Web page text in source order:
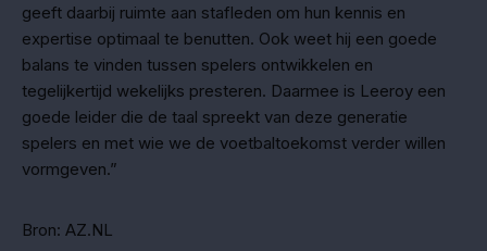
geeft daarbij ruimte aan stafleden om hun kennis en
expertise optimaal te benutten. Ook weet hij een goede
balans te vinden tussen spelers ontwikkelen en
tegelijkertijd wekelijks presteren. Daarmee is Leeroy een
goede leider die de taal spreekt van deze generatie
spelers en met wie we de voetbaltoekomst verder willen
vormgeven.”
Bron: AZ.NL